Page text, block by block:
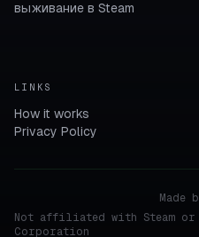
выживание в Steam
LINKS
How it works
Privacy Policy
Made
Not affiliated with Steam or
Corporation